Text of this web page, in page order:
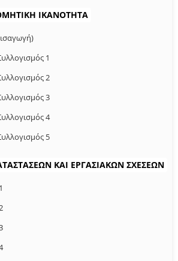
ΙΚΑΝΟΤΗΤΑ
1
2
3
4
5
ΚΑΙ ΕΡΓΑΣΙΑΚΏΝ ΣΧΈΣΕΩΝ